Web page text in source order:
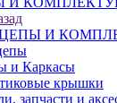
И
и Каркасы
крышки
запчасти и